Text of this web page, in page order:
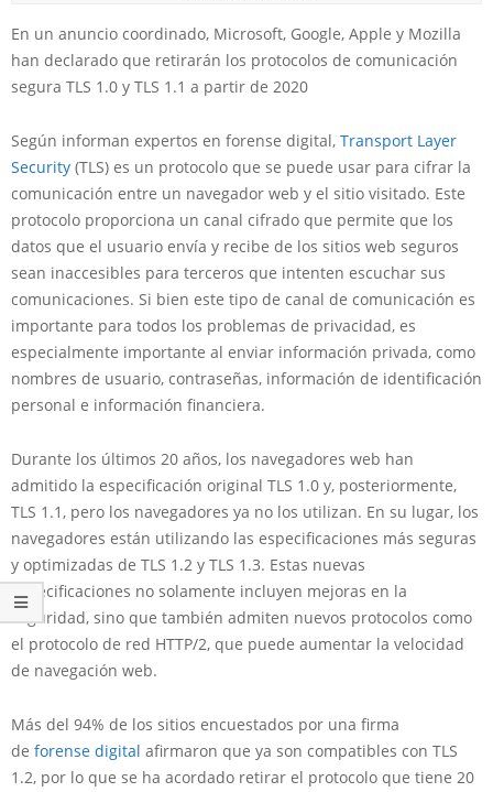
En un anuncio coordinado, Microsoft, Google, Apple y Mozilla
han declarado que retirarán los protocolos de comunicación
segura TLS 1.0 y TLS 1.1 a partir de 2020
Según informan expertos en forense digital, Transport Layer
Security (TLS) es un protocolo que se puede usar para cifrar la
comunicación entre un navegador web y el sitio visitado. Este
protocolo proporciona un canal cifrado que permite que los
datos que el usuario envía y recibe de los sitios web seguros
sean inaccesibles para terceros que intenten escuchar sus
comunicaciones. Si bien este tipo de canal de comunicación es
importante para todos los problemas de privacidad, es
especialmente importante al enviar información privada, como
nombres de usuario, contraseñas, información de identificación
personal e información financiera.
Durante los últimos 20 años, los navegadores web han
admitido la especificación original TLS 1.0 y, posteriormente,
TLS 1.1, pero los navegadores ya no los utilizan. En su lugar, los
navegadores están utilizando las especificaciones más seguras
y optimizadas de TLS 1.2 y TLS 1.3. Estas nuevas
especificaciones no solamente incluyen mejoras en la
seguridad, sino que también admiten nuevos protocolos como
el protocolo de red HTTP/2, que puede aumentar la velocidad
de navegación web.
Más del 94% de los sitios encuestados por una firma
de forense digital afirmaron que ya son compatibles con TLS
1.2, por lo que se ha acordado retirar el protocolo que tiene 20